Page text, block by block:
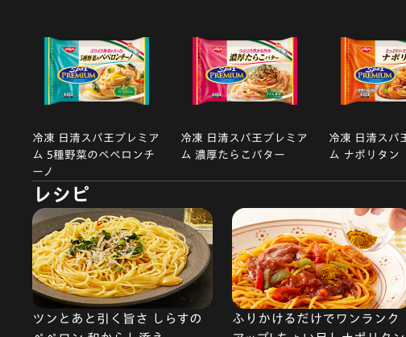
冷凍 日清スパ王プレミア
ム 5種野菜のペペロンチ
ーノ
冷凍 日清スパ王プレミア
ム 濃厚たらこバター
冷凍 日清スパ
ム ナポリタン
レシピ
ツンとあと引く旨さ しらすの
ふりかけるだけでワンランク